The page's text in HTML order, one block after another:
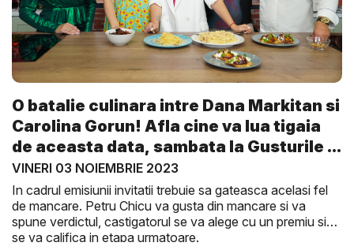
O batalie culinara intre Dana Markitan si
Carolina Gorun! Afla cine va lua tigaia
de aceasta data, sambata la Gusturile ...
VINERI 03 NOIEMBRIE 2023
In cadrul emisiunii invitatii trebuie sa gateasca acelasi fel
de mancare. Petru Chicu va gusta din mancare si va
spune verdictul, castigatorul se va alege cu un premiu si
se va califica in etapa urmatoare.